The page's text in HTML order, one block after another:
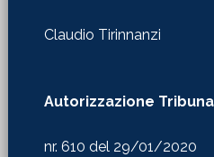
Claudio Tirinnanzi
Autorizzazione
nr. 610 del 29/01/2020